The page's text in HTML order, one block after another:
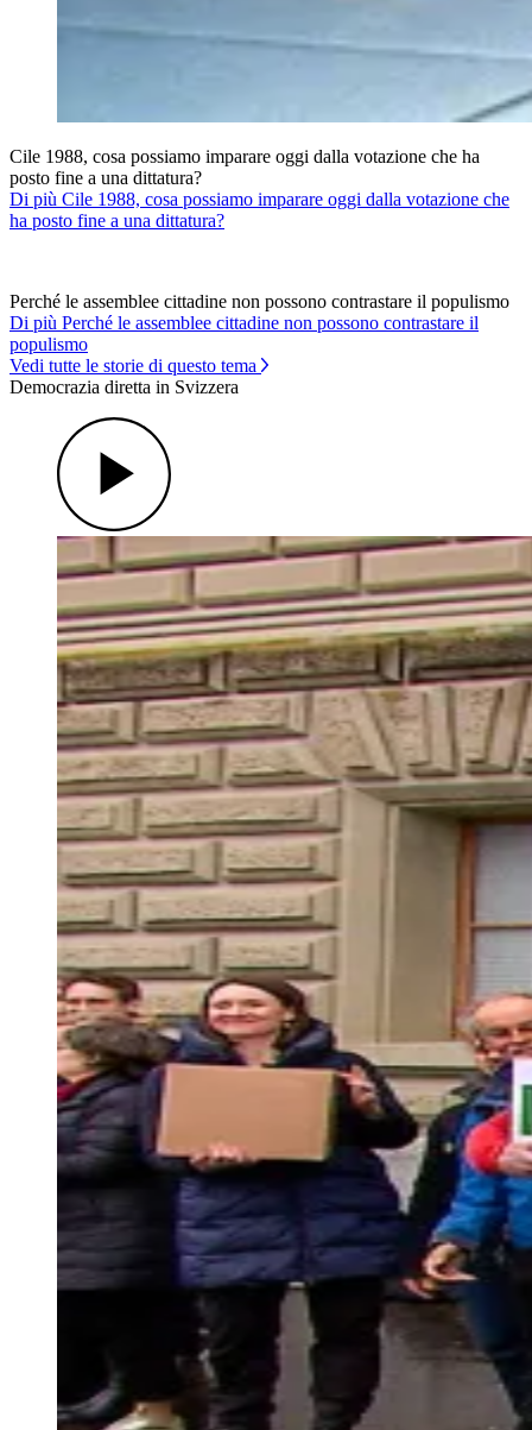
Cile 1988, cosa possiamo imparare oggi dalla votazione che ha
posto fine a una dittatura?
Di più Cile 1988, cosa possiamo imparare oggi dalla votazione che
ha posto fine a una dittatura?
Perché le assemblee cittadine non possono contrastare il populismo
Di più Perché le assemblee cittadine non possono contrastare il
populismo
Vedi tutte le storie di questo tema
Democrazia diretta in Svizzera